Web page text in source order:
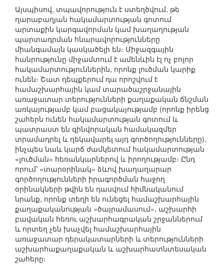
Այսպիսով, տպավորություն է ստեղծվում, թե
ղարաբաղյան հակամարտության գոտում
արտաքին կարգավորման կամ խաղաղության
պարտադրման հնարավորությունները
միանգամայն կասկածելի են։ Միջազգային
հանրությունը միջամտում է ամենևին էլ ոչ բոլոր
հակամարտություններին, որոնք լուծման կարիք
ունեն։ Շատ դեպքերում դա որոշվում է
համաշխարհային կամ տարածաշրջանային
առաջատար տերությունների քաղաքական ճնշման
առկայությամբ կամ բացակայությամբ (որոնք իրենց
շահերն ունեն հակամարտության գոտում և
պատրաստ են զինվորական համակազմեր
տրամադրել և ղեկավարել այդ գործողությունները),
ինչպես նաև կարճ ժամկետում հակամարտության
«լուծման» հեռանկարներով և իրողությամբ։ Ընդ
որում՝ «տարօրինակ» ձևով խաղաղարար
գործողությունների իրագործման հաջող
օրինակների թվին են դասվում հիմնականում
նրանք, որոնք տեղի են ունեցել համաշխարհային
քաղաքականության «ծայրամասում», աշխարհի
բավական հեռու աշխարհագրական շրջաններում
և որտեղ չեն խաչվել համաշխարհային
առաջատար դերակատարների և տերությունների
աշխարհաքաղաքական և աշխարհատնտեսական
շահերը։